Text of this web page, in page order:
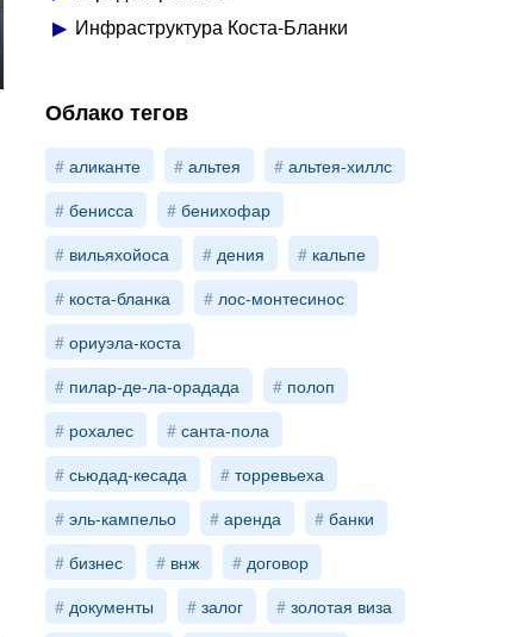
Инфраструктура Коста-Бланки
Облако тегов
аликанте альтея
альтея-хиллс
бенисса
бенихофар
вильяхойоса
дения
кальпе
коста-бланка
лос-монтесинос
ориуэла-коста
пилар-де-ла-орадада
полоп
рохалес
санта-пола
сьюдад-кесада
торревьеха
эль-кампельо
аренда
банки
бизнес
внж
договор
документы
залог
золотая виза